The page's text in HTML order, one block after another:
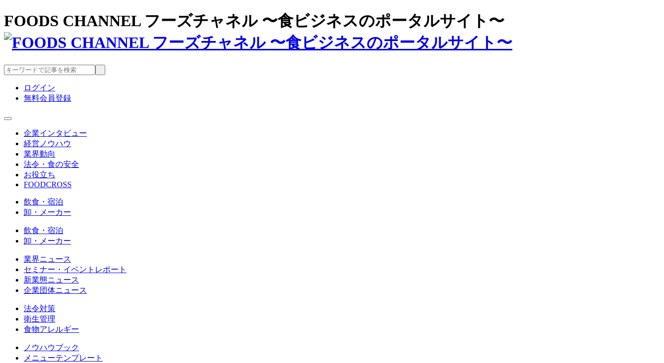
FOODS CHANNEL フーズチャネル 〜食ビジネスのポータルサイト〜
ログイン
無料会員登録
企業インタビュー
経営ノウハウ
業界動向
法令・食の安全
お役立ち
FOODCROSS
飲食・宿泊
卸・メーカー
飲食・宿泊
卸・メーカー
業界ニュース
セミナー・イベントレポート
新業態ニュース
企業団体ニュース
法令対策
衛生管理
食物アレルギー
ノウハウブック
メニューテンプレート